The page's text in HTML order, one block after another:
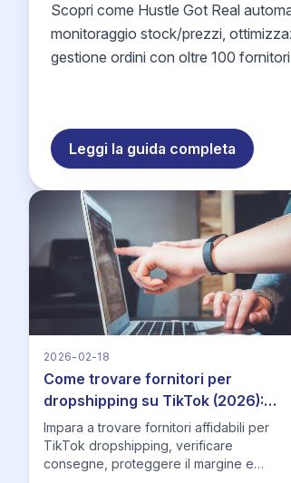
Scopri come Hustle Got Real
monitoraggio stock/prezzi,
gestione ordini con oltre 100
Leggi la guida completa
2026-02-18
Come trovare fornitori per
dropshipping su TikTok (2026):
playbook pratico
Impara a trovare fornitori affidabili per
TikTok dropshipping, verificare
consegne, proteggere il margine e